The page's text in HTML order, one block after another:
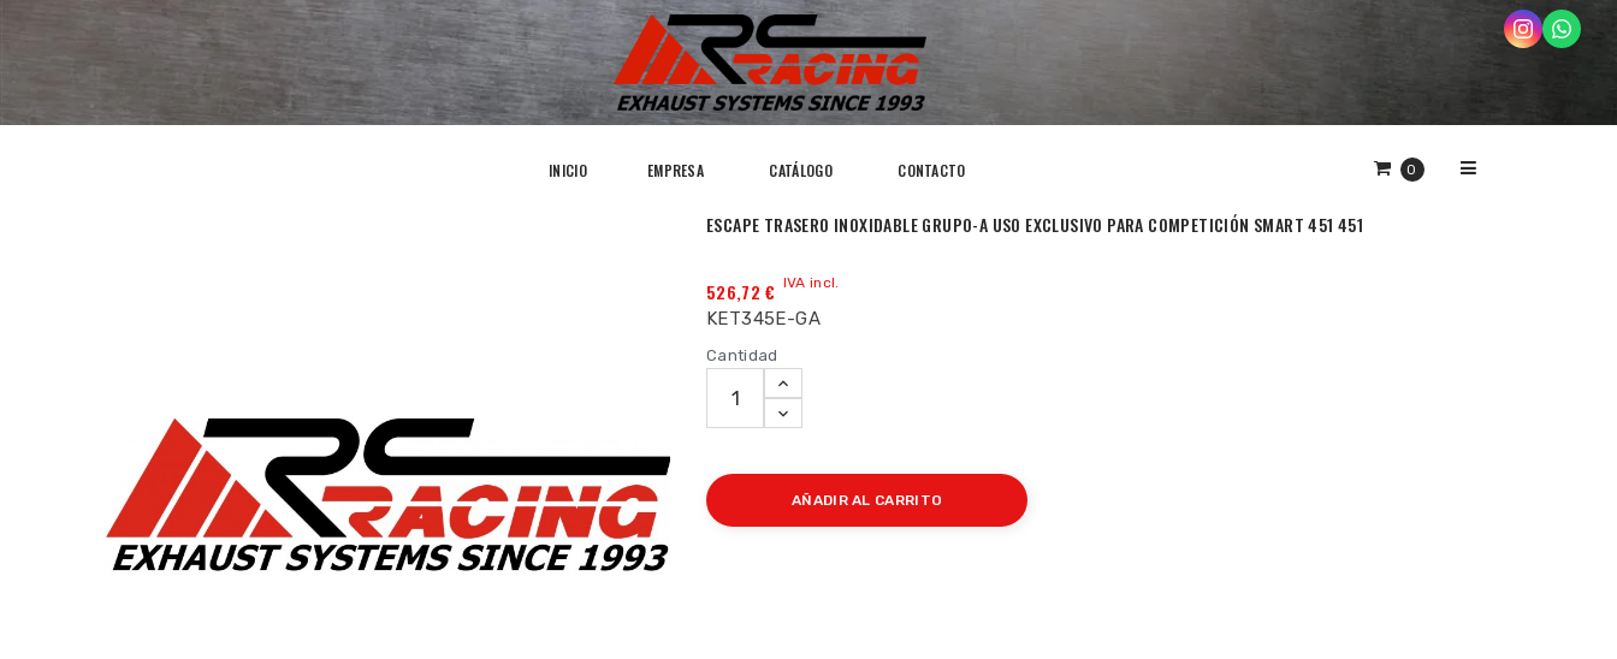
0
INICIO EMPRESA CATÁLOGO CONTACTO
ESCAPE TRASERO INOXIDABLE GRUPO-A USO EXCLUSIVO PARA COMPETICIÓN SMART 451 451
526,72 € IVA incl.
KET345E-GA
Cantidad
AÑADIR AL CARRITO